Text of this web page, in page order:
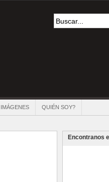
IMÁGENES QUIÉN SOY?
Encontranos